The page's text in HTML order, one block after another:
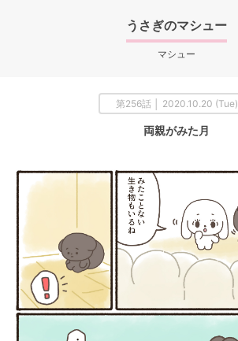
うさぎのマシュー
マシュー
第256話 │ 2020.10.20 (Tue)
両親がみた月